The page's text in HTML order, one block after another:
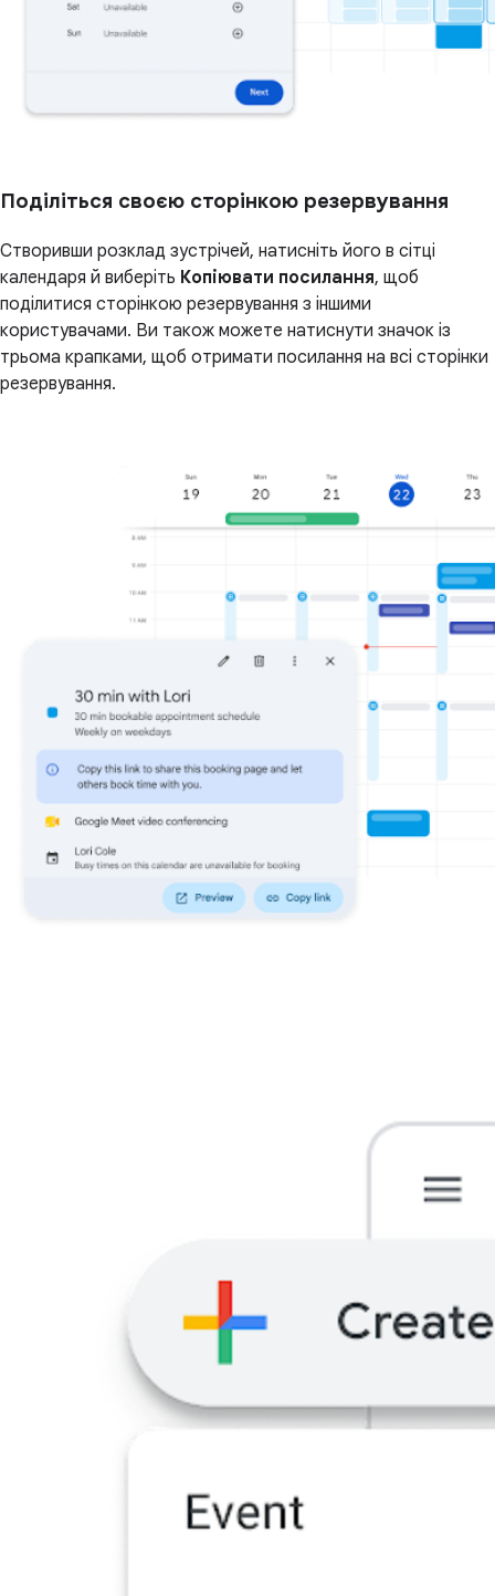
Поділіться своєю сторінкою резервування
Створивши розклад зустрічей, натисніть його в сітці
календаря й виберіть Копіювати посилання, щоб
поділитися сторінкою резервування з іншими
користувачами. Ви також можете натиснути значок із
трьома крапками, щоб отримати посилання на всі сторінки
резервування.